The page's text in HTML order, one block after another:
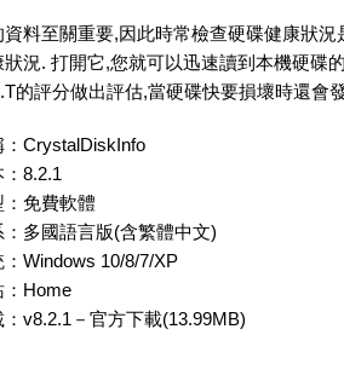
料至關重要,因此時常檢查硬碟健康狀
況. 打開它,您就可以迅速讀到本機硬碟
的評分做出評估,當硬碟快要損壞時還會
：CrystalDiskInfo
8.2.1
免費軟體
多國語言版(含繁體中文)
Windows 10/8/7/XP
Home
v8.2.1－官方下載(13.99MB)